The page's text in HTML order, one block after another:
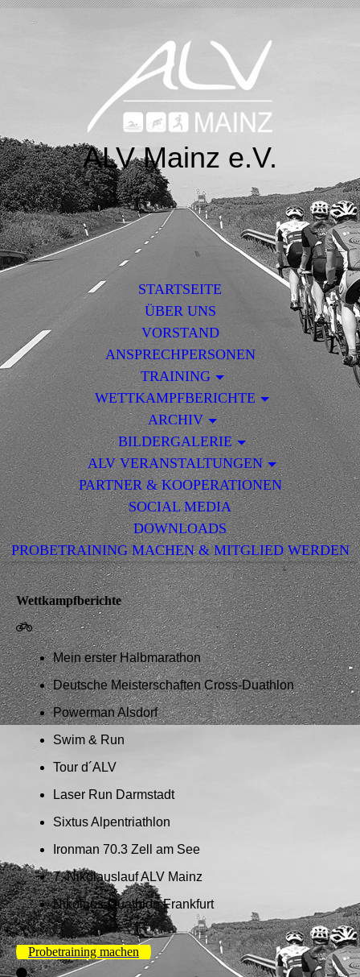
ALV Mainz e.V.
STARTSEITE
ÜBER UNS
VORSTAND
ANSPRECHPERSONEN
TRAINING
WETTKAMPFBERICHTE
ARCHIV
BILDERGALERIE
ALV VERANSTALTUNGEN
PARTNER & KOOPERATIONEN
SOCIAL MEDIA
DOWNLOADS
PROBETRAINING MACHEN & MITGLIED WERDEN
Wettkampfberichte
Mein erster Halbmarathon
Deutsche Meisterschaften Cross-Duathlon
Powerman Alsdorf
Swim & Run
Tour d´ALV
Laser Run Darmstadt
Sixtus Alpentriathlon
Ironman 70.3 Zell am See
7. Nikolauslauf ALV Mainz
Nikolaus-Duathlon Frankfurt
Probetraining machen